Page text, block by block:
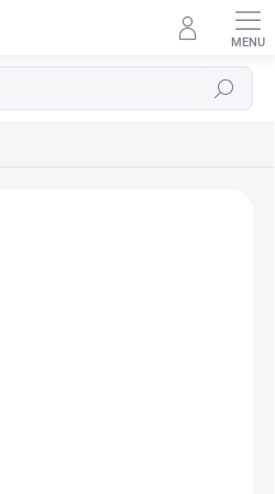
Hledat